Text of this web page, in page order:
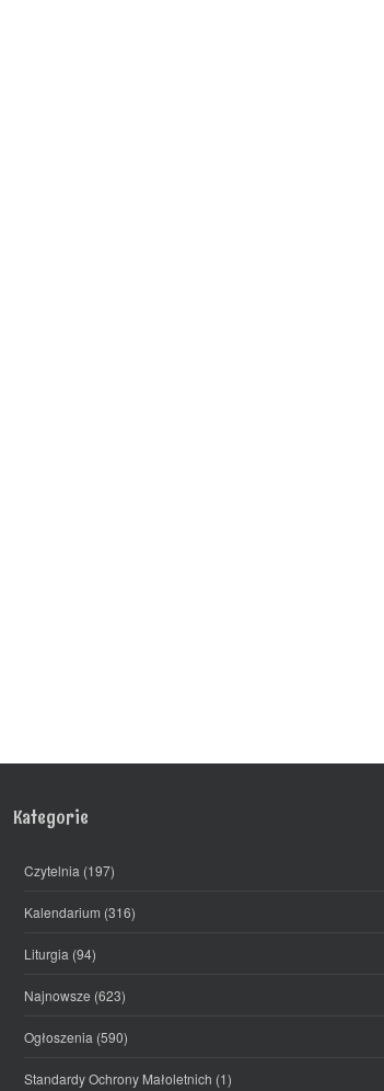
Kategorie
Czytelnia (197)
Kalendarium (316)
Liturgia (94)
Najnowsze (623)
Ogłoszenia (590)
Standardy Ochrony Małoletnich (1)